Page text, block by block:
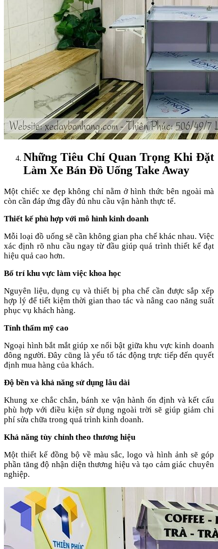
Những Tiêu Chí Quan Trọng Khi Đặt
Làm Xe Bán Đồ Uống Take Away
Một chiếc xe đẹp không chỉ nằm ở hình thức bên ngoài mà
còn cần đáp ứng đầy đủ nhu cầu vận hành thực tế.
Thiết kế phù hợp với mô hình kinh doanh
Mỗi loại đồ uống sẽ cần không gian pha chế khác nhau. Việc
xác định rõ nhu cầu ngay từ đầu giúp quá trình thiết kế đạt
hiệu quả cao hơn.
Bố trí khu vực làm việc khoa học
Nguyên liệu, dụng cụ và thiết bị pha chế cần được sắp xếp
hợp lý để tiết kiệm thời gian thao tác và nâng cao năng suất
phục vụ khách hàng.
Tính thẩm mỹ cao
Ngoại hình bắt mắt giúp xe nổi bật giữa khu vực kinh doanh
đông người. Đây cũng là yếu tố tác động trực tiếp đến quyết
định mua hàng của khách.
Độ bền và khả năng sử dụng lâu dài
Khung xe chắc chắn, bánh xe vận hành ổn định và kết cấu
phù hợp với điều kiện sử dụng ngoài trời sẽ giúp giảm chi
phí sửa chữa trong quá trình kinh doanh.
Khả năng tùy chỉnh theo thương hiệu
Một thiết kế đồng bộ về màu sắc, logo và hình ảnh sẽ góp
phần tăng độ nhận diện thương hiệu và tạo cảm giác chuyên
nghiệp.